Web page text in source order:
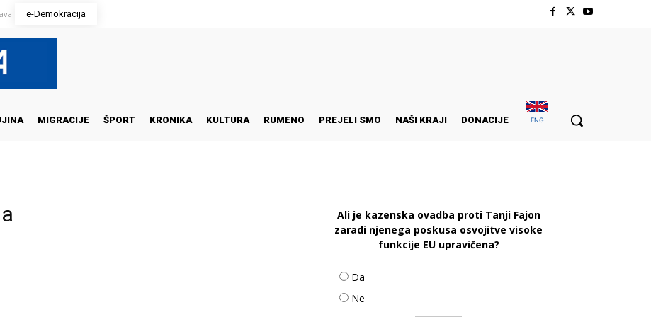
e-Demokracija
MIGRACIJE ŠPORT KRONIKA KULTURA RUMENO PREJELI SMO NAŠI KRAJI DONACIJE ENG
Ali je kazenska ovadba proti Tanji Fajon
zaradi njenega poskusa osvojitve visoke
funkcije EU upravičena?
Da
Ne